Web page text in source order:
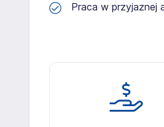
Praca w przyjaznej